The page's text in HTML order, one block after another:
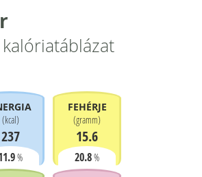
(kcal)
237
%
FEHÉRJE
(gramm)
15.6
20.8%